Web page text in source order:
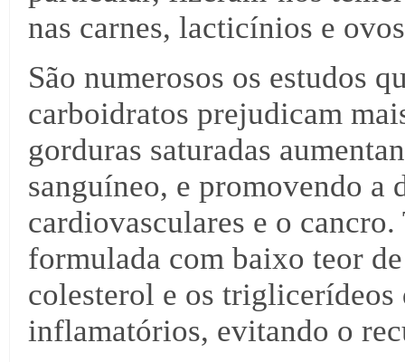
nas carnes, lacticínios e
São numerosos os estudos
carboidratos prejudicam
gorduras saturadas
sanguíneo, e promovendo a
cardiovasculares e o
formulada com baixo teor
colesterol e os triglicerídeos
inflamatórios, evitando o